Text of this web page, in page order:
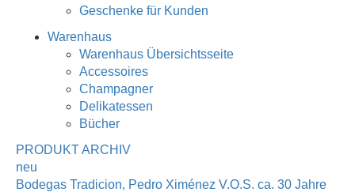
Geschenke für Kunden
Warenhaus
Warenhaus Übersichtsseite
Accessoires
Champagner
Delikatessen
Bücher
PRODUKT ARCHIV
neu
Bodegas Tradicion, Pedro Ximénez V.O.S. ca. 30 Jahre